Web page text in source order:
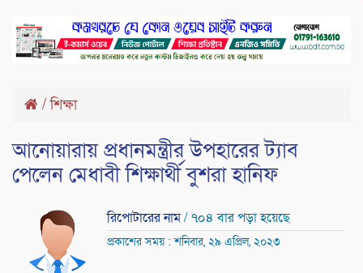
/শিক্ষা
আনোয়ারায় প্রধানমন্ত্রীর উপহারের ট্যাব
পেলেন মেধাবী শিক্ষার্থী বুশরা হানিফ
রিপোটারের নাম/ ৭০৪ বার পড়া হয়েছে
প্রকাশের সময় : শনিবার, ২৯ এপ্রিল, ২০২৩